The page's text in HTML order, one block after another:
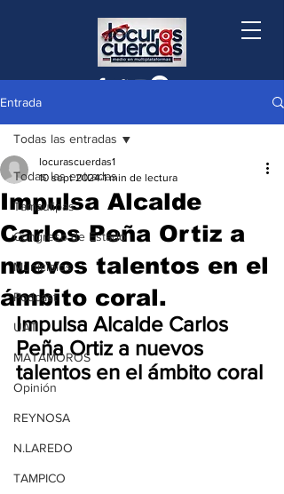
Entrada
Todas las entradas
Tamaulipas
Congreso de Estado
Municipios
Podcast
UAT
MATAMOROS
Opinión
REYNOSA
N.LAREDO
TAMPICO
Todas las entradas
Impulsa Alcalde
Carlos Peña Ortiz a
nuevos talentos en el
ámbito coral.
locurascuerdas1
10 sept 2024 1 min de lectura
Impulsa Alcalde Carlos
Peña Ortiz a nuevos
talentos en el ámbito coral